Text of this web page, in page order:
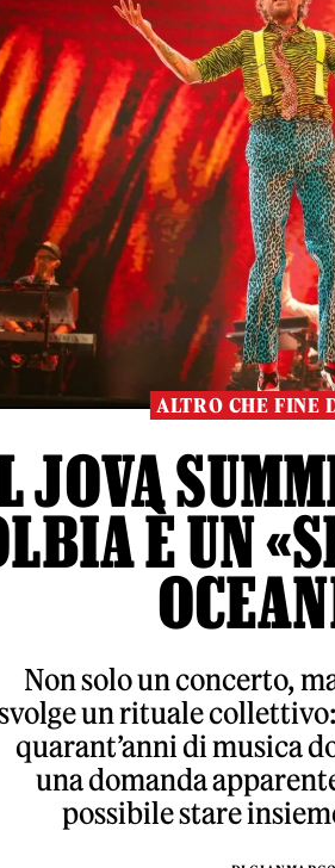
ALTRO CHE FINE
JOVA
È UN
Non solo un concerto,
un rituale
quarant’anni di musica
una domanda
possibile stare